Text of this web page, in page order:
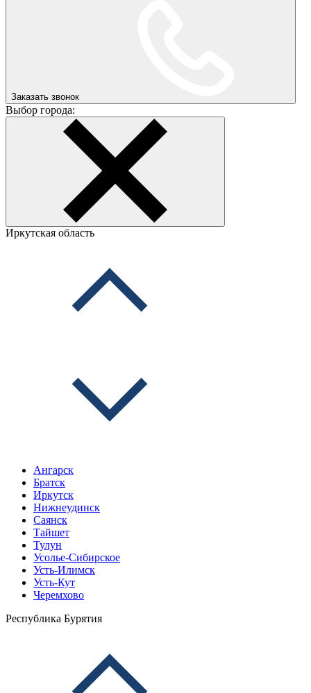
Заказать звонок
Выбор города:
Иркутская область
Ангарск
Братск
Иркутск
Нижнеудинск
Саянск
Тайшет
Тулун
Усолье-Сибирское
Усть-Илимск
Усть-Кут
Черемхово
Республика Бурятия